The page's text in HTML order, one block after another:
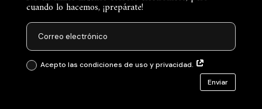
cuando lo hacemos, ¡prepárate!
Acepto las condiciones de uso y privacidad.
Enviar